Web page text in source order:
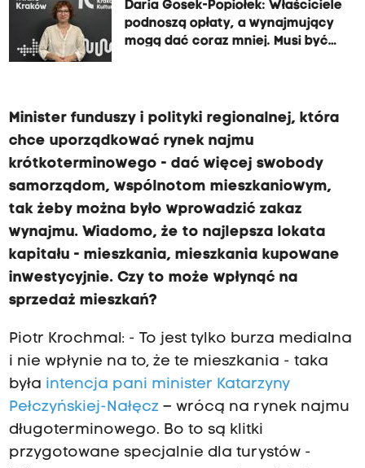
Daria Gosek-Popiołek: Właściciele
podnoszą opłaty, a wynajmujący
mogą dać coraz mniej. Musi być
Minister funduszy i polityki regionalnej, która
chce uporządkować rynek najmu
krótkoterminowego - dać więcej swobody
samorządom, wspólnotom mieszkaniowym,
tak żeby można było wprowadzić zakaz
wynajmu. Wiadomo, że to najlepsza lokata
kapitału - mieszkania, mieszkania kupowane
inwestycyjnie. Czy to może wpłynąć na
sprzedaż mieszkań?
Piotr Krochmal: - To jest tylko burza medialna
i nie wpłynie na to, że te mieszkania - taka
była intencja pani minister Katarzyny
Pełczyńskiej-Nałęcz – wrócą na rynek najmu
długoterminowego. Bo to są klitki
przygotowane specjalnie dla turystów -